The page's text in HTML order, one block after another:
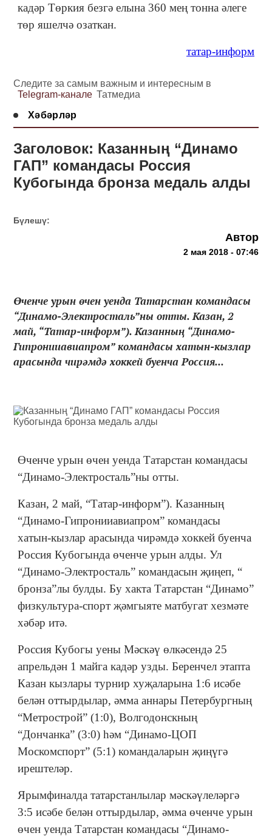
кадәр Төркия безгә елына 360 мең тонна әлеге
төр яшелчә озаткан.
татар-информ
Следите за самым важным и интересным в
Telegram-канале Татмедиа
Хәбәрләр
Заголовок: Казанның “Динамо
ГАП” командасы Россия
Кубогында бронза медаль алды
Бүлешү:
Автор
2 мая 2018 - 07:46
Өченче урын өчен уенда Татарстан командасы
“Динамо-Электросталь”ны отты. Казан, 2
май, “Татар-информ”). Казанның “Динамо-
Гипронииавиапром” командасы хатын-кызлар
арасында чирәмдә хоккей буенча Россия...
Өченче урын өчен уенда Татарстан командасы
“Динамо-Электросталь”ны отты.
Казан, 2 май, “Татар-информ”). Казанның
“Динамо-Гипронииавиапром” командасы
хатын-кызлар арасында чирәмдә хоккей буенча
Россия Кубогында өченче урын алды. Ул
“Динамо-Электросталь” командасын җиңеп, “
бронза”лы булды. Бу хакта Татарстан “Динамо”
физкультура-спорт җәмгыяте матбугат хезмәте
хәбәр итә.
Россия Кубогы уены Мәскәү өлкәсендә 25
апрельдән 1 майга кадәр узды. Беренчел этапта
Казан кызлары турнир хуҗаларына 1:6 исәбе
белән оттырдылар, әмма аннары Петербургның
“Метрострой” (1:0), Волгодонскның
“Дончанка” (3:0) һәм “Динамо-ЦОП
Москомспорт” (5:1) командаларын җиңүгә
ирештеләр.
Ярымфиналда татарстанлылар мәскәүлеләргә
3:5 исәбе белән оттырдылар, әмма өченче урын
өчен уенда Татарстан командасы “Динамо-